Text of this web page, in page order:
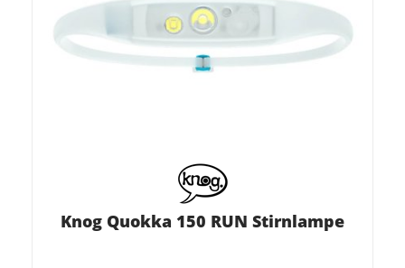
Knog Quokka 150 RUN Stirnlampe